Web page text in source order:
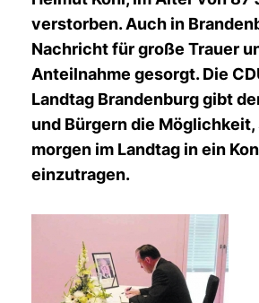
verstorben. Auch in
Nachricht für große Trauer
Anteilnahme gesorgt. Die
Landtag Brandenburg gibt
und Bürgern die Möglichkeit,
morgen im Landtag in ein
einzutragen.